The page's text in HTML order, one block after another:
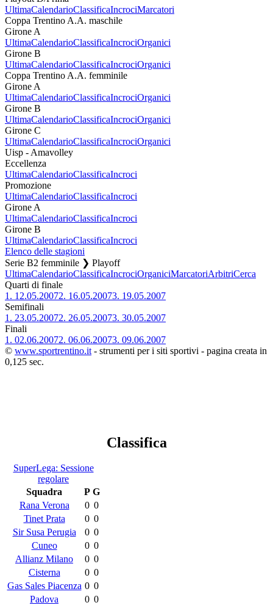
UltimaCalendarioClassificaIncrociMarcatori
Coppa Trentino A.A. maschile
Girone A
UltimaCalendarioClassificaIncrociOrganici
Girone B
UltimaCalendarioClassificaIncrociOrganici
Coppa Trentino A.A. femminile
Girone A
UltimaCalendarioClassificaIncrociOrganici
Girone B
UltimaCalendarioClassificaIncrociOrganici
Girone C
UltimaCalendarioClassificaIncrociOrganici
Uisp - Amavolley
Eccellenza
UltimaCalendarioClassificaIncroci
Promozione
UltimaCalendarioClassificaIncroci
Girone A
UltimaCalendarioClassificaIncroci
Girone B
UltimaCalendarioClassificaIncroci
Elenco delle stagioni
Serie B2 femminile ❯ Playoff
UltimaCalendarioClassificaIncrociOrganiciMarcatoriArbitriCerca
Quarti di finale
1. 12.05.20072. 16.05.20073. 19.05.2007
Semifinali
1. 23.05.20072. 26.05.20073. 30.05.2007
Finali
1. 02.06.20072. 06.06.20073. 09.06.2007
© www.sportrentino.it - strumenti per i siti sportivi - pagina creata in
0,125 sec.
Classifica
SuperLega: Sessione
regolare
Squadra
P G
Rana Verona
0 0
Tinet Prata
0 0
Sir Susa Perugia
0 0
Cuneo
0 0
Allianz Milano
0 0
Cisterna
0 0
Gas Sales Piacenza 0 0
Padova
0 0